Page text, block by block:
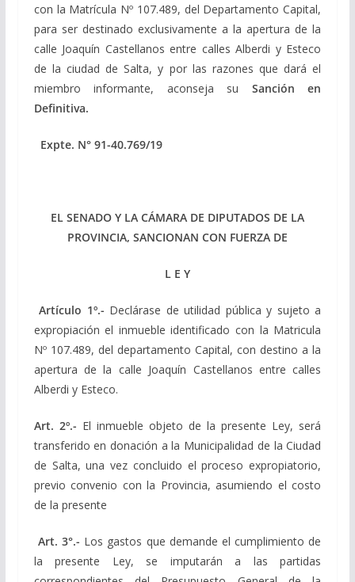
con la Matrícula Nº 107.489, del Departamento Capital,
para ser destinado exclusivamente a la apertura de la
calle Joaquín Castellanos entre calles Alberdi y Esteco
de la ciudad de Salta, y por las razones que dará el
miembro informante, aconseja su Sanción en
Definitiva.
Expte. N° 91-40.769/19
EL SENADO Y LA CÁMARA DE DIPUTADOS DE LA
PROVINCIA, SANCIONAN CON FUERZA DE
L E Y
Artículo 1º.- Declárase de utilidad pública y sujeto a
expropiación el inmueble identificado con la Matricula
Nº 107.489, del departamento Capital, con destino a la
apertura de la calle Joaquín Castellanos entre calles
Alberdi y Esteco.
Art. 2º.- El inmueble objeto de la presente Ley, será
transferido en donación a la Municipalidad de la Ciudad
de Salta, una vez concluido el proceso expropiatorio,
previo convenio con la Provincia, asumiendo el costo
de la presente
Art. 3°.- Los gastos que demande el cumplimiento de
la presente Ley, se imputarán a las partidas